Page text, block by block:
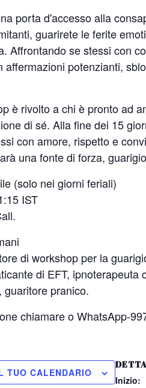
porta d'accesso alla
guarirete le ferite
Affrontando se stessi con
affermazioni potenzianti,
è rivolto a chi è pronto ad
di sé. Alla fine dei 15
con amore, rispetto e
una fonte di forza,
(solo nei giorni feriali)
IST
di workshop per la
di EFT,
pranico.
chiamare o WhatsApp-
TUO CALENDARIO
Inizio: